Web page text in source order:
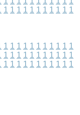
1 1 1 1 1 1 1 1 1 1 1
1 1 1 1 1 1 1 1 1 1 1
1 1 1 1 1 1 1 1 1 1 1
1 1 1 1 1 1 1 1 1 1 1